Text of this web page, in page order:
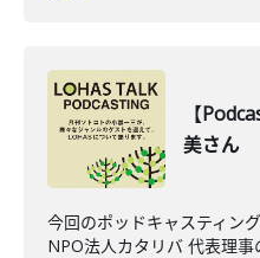
【
美さん
今回のポッドキャスティン
NPO法人カタリバ 代表理事